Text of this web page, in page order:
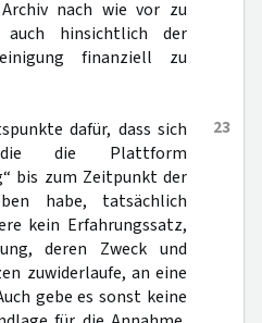
nach wie vor zu
hinsichtlich der
finanziell zu
23
dafür, dass sich
die Plattform
bis zum Zeitpunkt der
habe, tatsächlich
kein Erfahrungssatz,
deren Zweck und
zuwiderlaufe, an eine
gebe es sonst keine